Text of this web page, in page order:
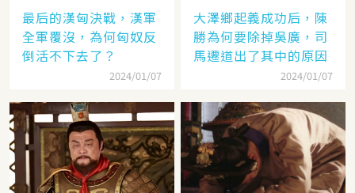
最后的漢匈決戰，漢軍
全軍覆沒，為何匈奴反
倒活不下去了？
2024/01/07
大澤鄉起義成功后，陳
勝為何要除掉吳廣，司
馬遷道出了其中的原因
2024/01/07